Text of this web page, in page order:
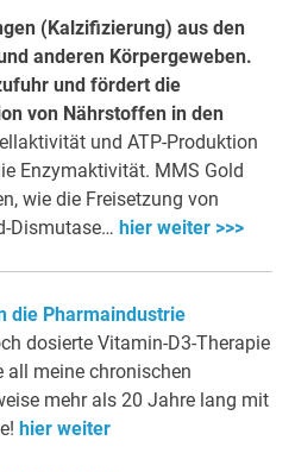
(Kalzifizierung) aus den
anderen Körpergeweben.
und fördert die
von Nährstoffen in den
und ATP-Produktion
Enzymaktivität. MMS Gold
wie die Freisetzung von
Dismutase…hier weiter >>>
die Pharmaindustrie
dosierte Vitamin-D3-Therapie
all meine chronischen
mehr als 20 Jahre lang mit
hier weiter